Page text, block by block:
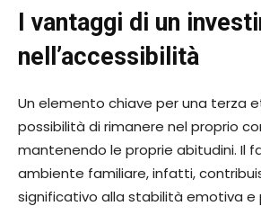
I vantaggi di un
nell’accessibilità
Un elemento chiave per una terza
possibilità di rimanere nel proprio
mantenendo le proprie abitudini. Il
ambiente familiare, infatti,
significativo alla stabilità emotiva e